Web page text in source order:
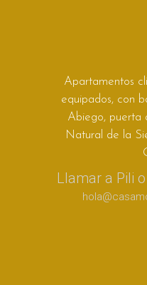
Apartamentos
equipados, con
Abiego, puerta
Natural de la
Llamar a Pili